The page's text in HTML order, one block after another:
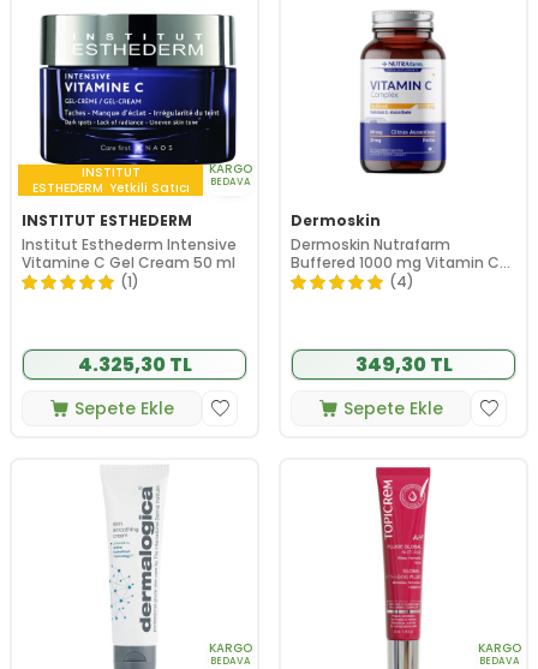
INSTITUT
ESTHEDERM Yetkili Satıcı
KARGO
BEDAVA
INSTITUT ESTHEDERM
Institut Esthederm Intensive
Vitamine C Gel Cream 50 ml
(1)
4.325,30 TL
Sepete Ekle
Dermoskin
Dermoskin Nutrafarm
Buffered 1000 mg Vitamin C
Complex
(4)
349,30 TL
Sepete Ekle
KARGO
BEDAVA
KARGO
BEDAVA